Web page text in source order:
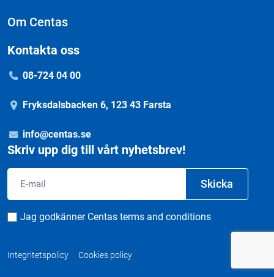
Om Centas
Kontakta oss
08-724 04 00
Fryksdalsbacken 6, 123 43 Farsta
info@centas.se
Skriv upp dig till vårt nyhetsbrev!
Skicka
Consent
Jag godkänner Centas terms and conditions
Integritetspolicy Cookies policy